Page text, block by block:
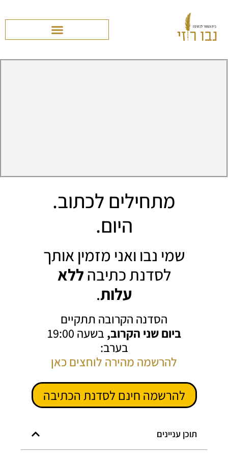
מתחילים לכתוב.
היום.
שמי נבו ואני מזמין אותך
לסדנת כתיבהללא
עלות.
הסדנה הקרובה תתקיים
ביום שני הקרוב,
בשעה 19:00
בערב:
להרשמה מהירה לוחצים כאן
להרשמה חינם לסדנת הכתיבה
תוכן עניינים